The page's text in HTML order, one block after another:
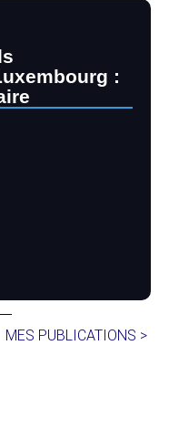
:
MES PUBLICATIONS >